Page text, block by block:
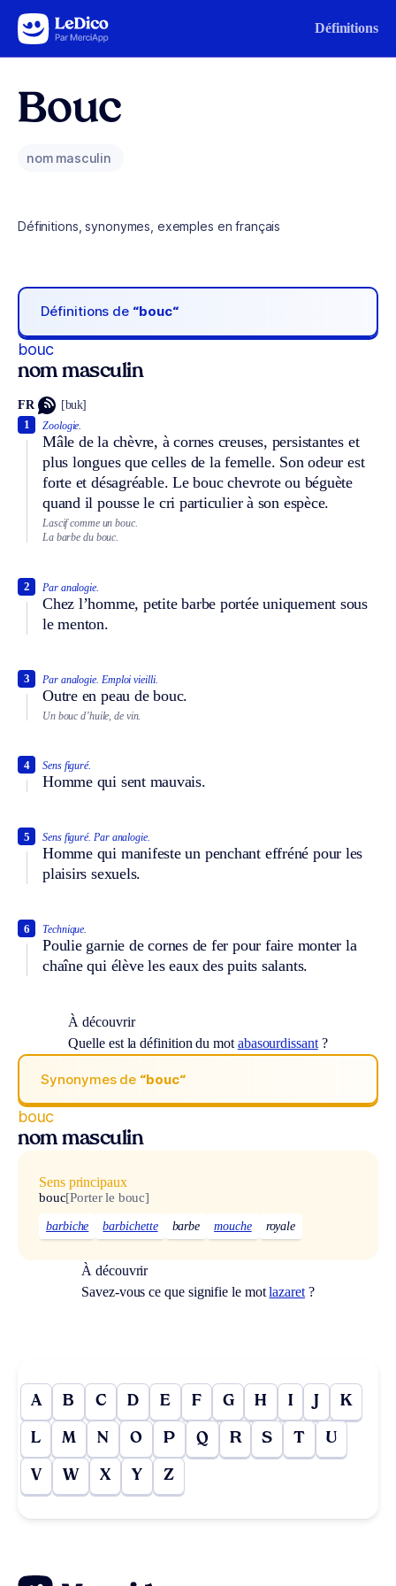
Aller au contenu Définitions
Bouc
nom masculin
Définitions, synonymes, exemples en français
Définitions de “bouc“
bouc
nom masculin
FR [buk]
Zoologie.
Mâle de la chèvre, à cornes creuses, persistantes et
plus longues que celles de la femelle. Son odeur est
forte et désagréable. Le bouc chevrote ou béguète
quand il pousse le cri particulier à son espèce.
1
Lascif comme un bouc.
La barbe du bouc.
Par analogie.
Chez l’homme, petite barbe portée uniquement sous
le menton.
2
Par analogie. Emploi vieilli.
Outre en peau de bouc.
3
Un bouc d’huile, de vin.
Sens figuré.
Homme qui sent mauvais.
4
Sens figuré. Par analogie.
Homme qui manifeste un penchant effréné pour les
plaisirs sexuels.
5
Technique.
Poulie garnie de cornes de fer pour faire monter la
chaîne qui élève les eaux des puits salants.
6
À découvrir
Quelle est la définition du mot abasourdissant?
Synonymes de “bouc“
bouc
nom masculin
Sens principaux
bouc[Porter le bouc]
barbiche barbichette barbe mouche royale
À découvrir
Savez-vous ce que signifie le motlazaret?
A B C D E F G H I J K
L M N O P Q R S T U
V W X Y Z